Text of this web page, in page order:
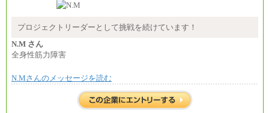
※経験・スキルを考慮の上、当社規程により決定い
※試用期間中も給与に変更はございません。
プロジェクトリーダーとして挑戦を続けています！
N.M さん
全身性筋力障害
N.Mさんのメッセージを読む